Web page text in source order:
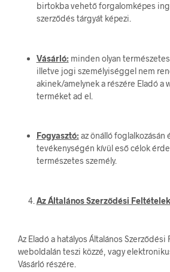
birtokba vehető forgalomképes
szerződés tárgyát képezi.
Vásárló:minden olyan természetes
illetve jogi személyiséggel nem
akinek/amelynek a részére Eladó a
terméket ad el.
Fogyasztó:az önálló foglalkozásán
tevékenységén kívül eső célok
természetes személy.
Az Általános Szerződési
Az Eladó a hatályos Általános
weboldalán teszi közzé, vagy
Vásárló részére.